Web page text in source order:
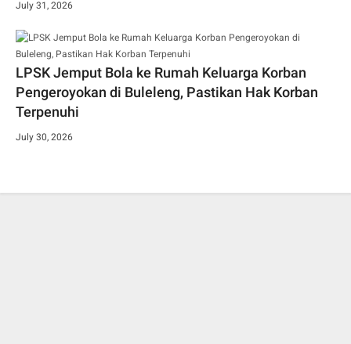
July 31, 2026
LPSK Jemput Bola ke Rumah Keluarga Korban
Pengeroyokan di Buleleng, Pastikan Hak Korban
Terpenuhi
July 30, 2026